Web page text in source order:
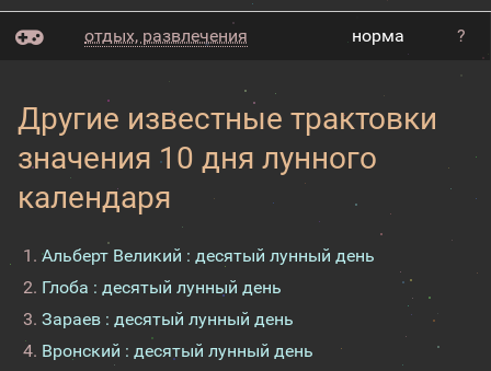
отдых, развлечения норма ?
Другие известные трактовки
значения 10 дня лунного
календаря
Альберт Великий : десятый лунный день
Глоба : десятый лунный день
Зараев : десятый лунный день
Вронский : десятый лунный день